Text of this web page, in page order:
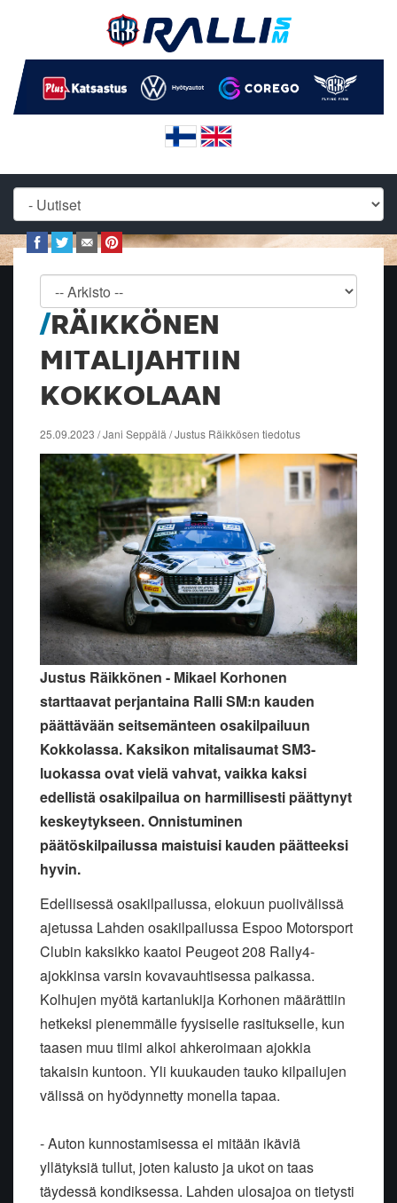
RÄIKKÖNEN
MITALIJAHTIIN
KOKKOLAAN
25.09.2023 / Jani Seppälä / Justus Räikkösen tiedotus
Justus Räikkönen - Mikael Korhonen
starttaavat perjantaina Ralli SM:n kauden
päättävään seitsemänteen osakilpailuun
Kokkolassa. Kaksikon mitalisaumat SM3-
luokassa ovat vielä vahvat, vaikka kaksi
edellistä osakilpailua on harmillisesti päättynyt
keskeytykseen. Onnistuminen
päätöskilpailussa maistuisi kauden päätteeksi
hyvin.
Edellisessä osakilpailussa, elokuun puolivälissä
ajetussa Lahden osakilpailussa Espoo Motorsport
Clubin kaksikko kaatoi Peugeot 208 Rally4-
ajokkinsa varsin kovavauhtisessa paikassa.
Kolhujen myötä kartanlukija Korhonen määrättiin
hetkeksi pienemmälle fyysiselle rasitukselle, kun
taasen muu tiimi alkoi ahkeroimaan ajokkia
takaisin kuntoon. Yli kuukauden tauko kilpailujen
välissä on hyödynnetty monella tapaa.
- Auton kunnostamisessa ei mitään ikäviä
yllätyksiä tullut, joten kalusto ja ukot on taas
täydessä kondiksessa. Lahden ulosajoa on tietysti